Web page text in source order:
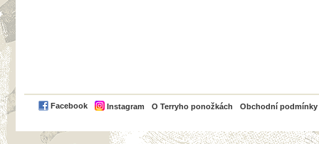
Facebook Instagram O Terryho ponožkách Obchodní podmínky
PayPal